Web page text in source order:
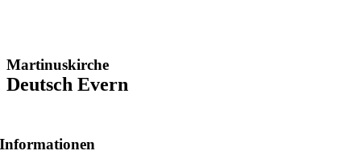
Martinuskirche
Deutsch Evern
Informationen